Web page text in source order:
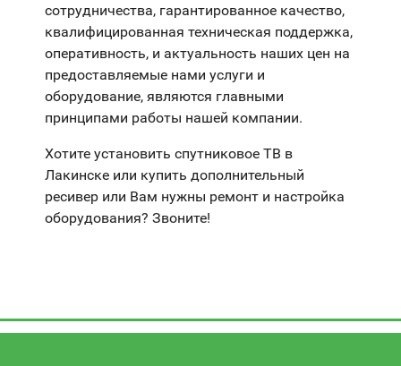
сотрудничества, гарантированное качество,
квалифицированная техническая поддержка,
оперативность, и актуальность наших цен на
предоставляемые нами услуги и
оборудование, являются главными
принципами работы нашей компании.
Хотите установить спутниковое ТВ в
Лакинске или купить дополнительный
ресивер или Вам нужны ремонт и настройка
оборудования? Звоните!